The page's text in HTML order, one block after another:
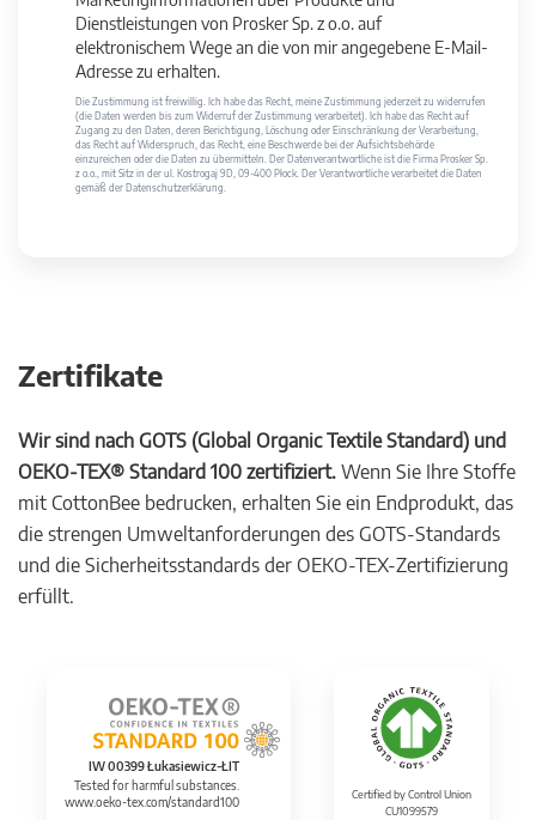
Dienstleistungen von Prosker Sp. z o.o. auf
elektronischem Wege an die von mir angegebene E-Mail-
Adresse zu erhalten.
Die Zustimmung ist freiwillig. Ich habe das Recht, meine Zustimmung jederzeit zu widerrufen
(die Daten werden bis zum Widerruf der Zustimmung verarbeitet). Ich habe das Recht auf
Zugang zu den Daten, deren Berichtigung, Löschung oder Einschränkung der Verarbeitung,
das Recht auf Widerspruch, das Recht, eine Beschwerde bei der Aufsichtsbehörde
einzureichen oder die Daten zu übermitteln. Der Datenverantwortliche ist die Firma Prosker Sp.
z o.o., mit Sitz in der ul. Kostrogaj 9D, 09-400 Płock. Der Verantwortliche verarbeitet die Daten
gemäß der Datenschutzerklärung.
Zertifikate
Wir sind nach GOTS (Global Organic Textile Standard) und
OEKO-TEX® Standard 100 zertifiziert. Wenn Sie Ihre Stoffe
mit CottonBee bedrucken, erhalten Sie ein Endprodukt, das
die strengen Umweltanforderungen des GOTS-Standards
und die Sicherheitsstandards der OEKO-TEX-Zertifizierung
erfüllt.
IW 00399 Łukasiewicz-ŁIT
Tested for harmful substances.
www.oeko-tex.com/standard100
Certified by Control Union
CU1099579